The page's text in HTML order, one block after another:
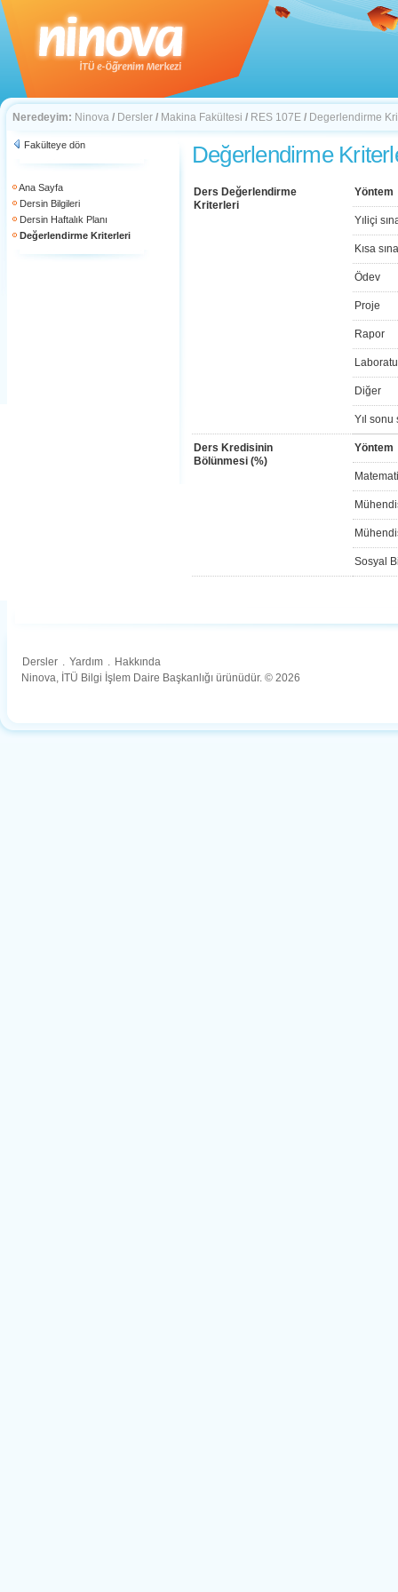
Neredeyim: Ninova / Dersler / Makina Fakültesi / RES 107E / Degerlendirme
Fakülteye dön
Ana Sayfa
Dersin Bilgileri
Dersin Haftalık Planı
Değerlendirme Kriterleri
Değerlendirme
Ders Değerlendirme
Kriterleri
Yöntem
Yıliçi
Kısa
Ödev
Proje
Rapor
Diğer
Yıl sonu
Ders Kredisinin
Bölünmesi (%)
Yöntem
Sosyal
Dersler . Yardım . Hakkında
Ninova, İTÜ Bilgi İşlem Daire Başkanlığı ürünüdür. © 2026